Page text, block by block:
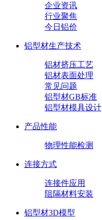
企业资讯
行业聚焦
今日铝价
铝型材生产技术
铝材挤压工艺
铝材表面处理
常见问题
铝型材GB标准
铝型材模具设计
产品性能
物理性能检测
连接方式
连接件应用
阻隔材料安装
铝型材3D模型